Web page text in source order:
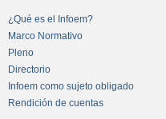
¿Qué es el Infoem?
Marco Normativo
Pleno
Directorio
Infoem como sujeto obligado
Rendición de cuentas